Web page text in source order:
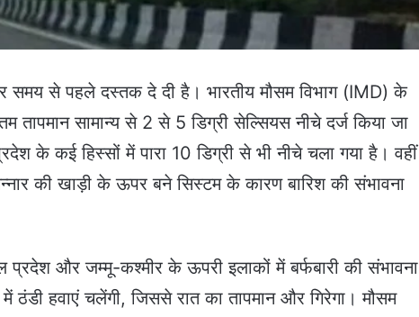
समय से पहले दस्तक दे दी है। भारतीय मौसम विभाग (IMD) के
तापमान सामान्य से 2 से 5 डिग्री सेल्सियस नीचे दर्ज किया जा
के कई हिस्सों में पारा 10 डिग्री से भी नीचे चला गया है। वहीं
की खाड़ी के ऊपर बने सिस्टम के कारण बारिश की संभावना
प्रदेश और जम्मू-कश्मीर के ऊपरी इलाकों में बर्फबारी की संभावना
में ठंडी हवाएं चलेंगी, जिससे रात का तापमान और गिरेगा। मौसम